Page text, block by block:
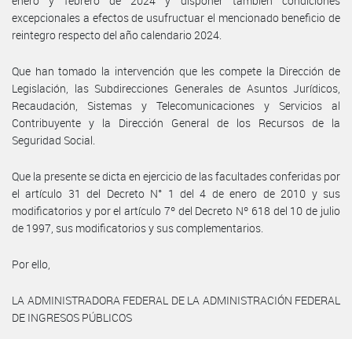
excepcionales a efectos de usufructuar el mencionado beneficio de
reintegro respecto del año calendario 2024.
Que han tomado la intervención que les compete la Dirección de
Legislación, las Subdirecciones Generales de Asuntos Jurídicos,
Recaudación, Sistemas y Telecomunicaciones y Servicios al
Contribuyente y la Dirección General de los Recursos de la
Seguridad Social.
Que la presente se dicta en ejercicio de las facultades conferidas por
el artículo 31 del Decreto N° 1 del 4 de enero de 2010 y sus
modificatorios y por el artículo 7º del Decreto Nº 618 del 10 de julio
de 1997, sus modificatorios y sus complementarios.
Por ello,
LA ADMINISTRADORA FEDERAL DE LA ADMINISTRACIÓN FEDERAL
DE INGRESOS PÚBLICOS